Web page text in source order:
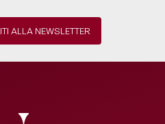
ALLA NEWSLETTER